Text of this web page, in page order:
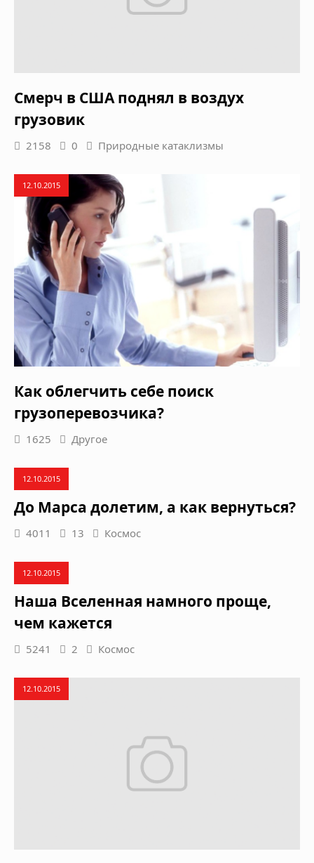
Смерч в США поднял в воздух
грузовик
2158 0 Природные катаклизмы
12.10.2015
Как облегчить себе поиск
грузоперевозчика?
1625 Другое
12.10.2015
До Марса долетим, а как вернуться?
4011 13 Космос
12.10.2015
Наша Вселенная намного проще,
чем кажется
5241 2 Космос
12.10.2015